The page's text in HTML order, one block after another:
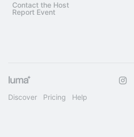
Contact the Host
Report Event
Discover Pricing Help